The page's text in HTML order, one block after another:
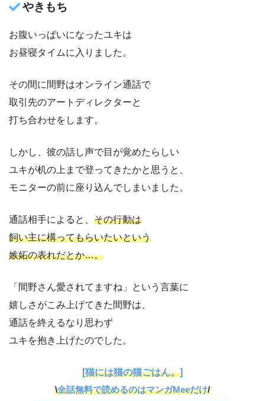
やきもち
お腹いっぱいになったユキは
お昼寝タイムに入りました。
その間に間野はオンライン通話で
取引先のアートディレクターと
打ち合わせをします。
しかし、彼の話し声で目が覚めたらしい
ユキが机の上まで登ってきたかと思うと、
モニターの前に座り込んでしまいました。
通話相手によると、 その行動は
飼い主に構ってもらいたいという
嫉妬の表れだとか…。
「間野さん愛されてますね」という言葉に
嬉しさがこみ上げてきた間野は、
通話を終えるなり思わず
ユキを抱き上げたのでした。
[猫には猫の猫ごはん。]
\全話無料で読めるのはマンガMeeだけ/